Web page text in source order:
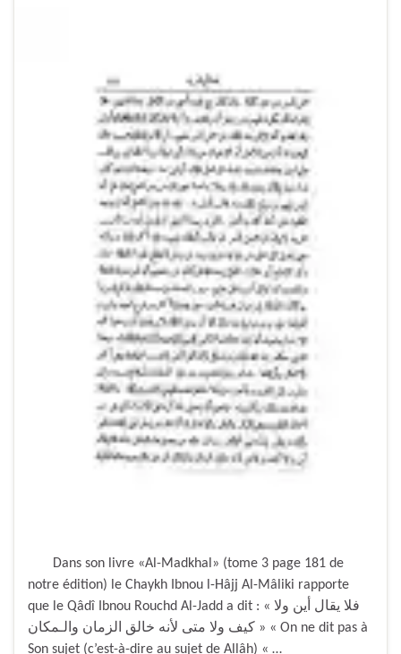
Dans son livre «Al-Madkhal» (tome 3 page 181 de
notre édition) le Chaykh Ibnou l-Hâjj Al-Mâliki rapporte
que le Qâdî Ibnou Rouchd Al-Jadd a dit : « فلا يقال أين ولا
كيف ولا متى لأنه خالق الزمان والـمكان » « On ne dit pas à
Son sujet (c’est-à-dire au sujet de Allâh) « …